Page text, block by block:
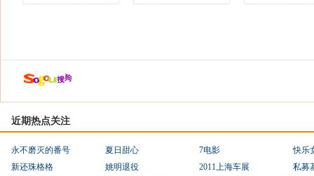
近期热点关注
永不磨灭的番号 夏日甜心 7电影
快乐
新还珠格格
姚明退役 2011上海车展
私募